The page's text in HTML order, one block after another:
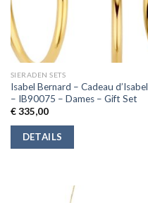
SIERADEN SETS
Isabel Bernard – Cadeau d’Isabel
– IB90075 – Dames – Gift Set
€335,00
DETAILS